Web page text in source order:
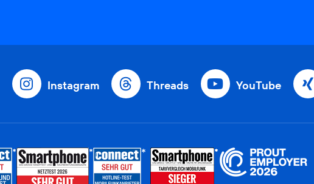
Instagram Threads YouTube